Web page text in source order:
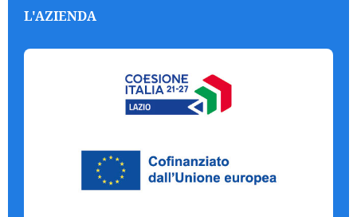
L'AZIENDA